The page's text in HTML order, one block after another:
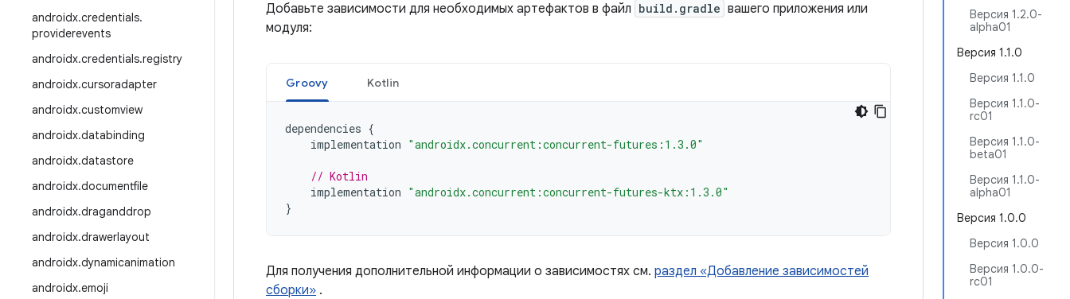
androidx.credentials.
providerevents
androidx.credentials.registry
androidx.cursoradapter
androidx.customview
androidx.databinding
androidx.datastore
androidx.documentfile
androidx.draganddrop
androidx.drawerlayout
androidx.dynamicanimation
androidx.emoji
Версия 1.2.0-
alpha01
Версия 1.1.0
Версия 1.1.0
Версия 1.1.0-
rc01
Версия 1.1.0-
beta01
Версия 1.1.0-
alpha01
Версия 1.0.0
Версия 1.0.0
Версия 1.0.0-
rc01
Добавьте зависимости для необходимых артефактов в файл build.gradle вашего приложения или
модуля:
Groovy Kotlin
dependencies {
implementation "androidx.concurrent:concurrent-futures:1.3.0"
// Kotlin
implementation "androidx.concurrent:concurrent-futures-ktx:1.3.0"
}
Для получения дополнительной информации о зависимостях см. раздел «Добавление зависимостей
сборки» .